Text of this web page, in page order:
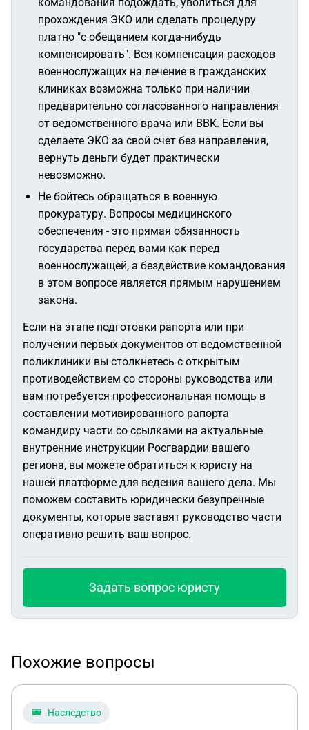
прохождения ЭКО или сделать процедуру
платно "с обещанием когда-нибудь
компенсировать". Вся компенсация расходов
военнослужащих на лечение в гражданских
клиниках возможна только при наличии
предварительно согласованного направления
от ведомственного врача или ВВК. Если вы
сделаете ЭКО за свой счет без направления,
вернуть деньги будет практически
невозможно.
Не бойтесь обращаться в военную
прокуратуру. Вопросы медицинского
обеспечения - это прямая обязанность
государства перед вами как перед
военнослужащей, а бездействие командования
в этом вопросе является прямым нарушением
закона.
Если на этапе подготовки рапорта или при
получении первых документов от ведомственной
поликлиники вы столкнетесь с открытым
противодействием со стороны руководства или
вам потребуется профессиональная помощь в
составлении мотивированного рапорта
командиру части со ссылками на актуальные
внутренние инструкции Росгвардии вашего
региона, вы можете обратиться к юристу на
нашей платформе для ведения вашего дела. Мы
поможем составить юридически безупречные
документы, которые заставят руководство части
оперативно решить ваш вопрос.
Задать вопрос юристу
Похожие вопросы
Наследство